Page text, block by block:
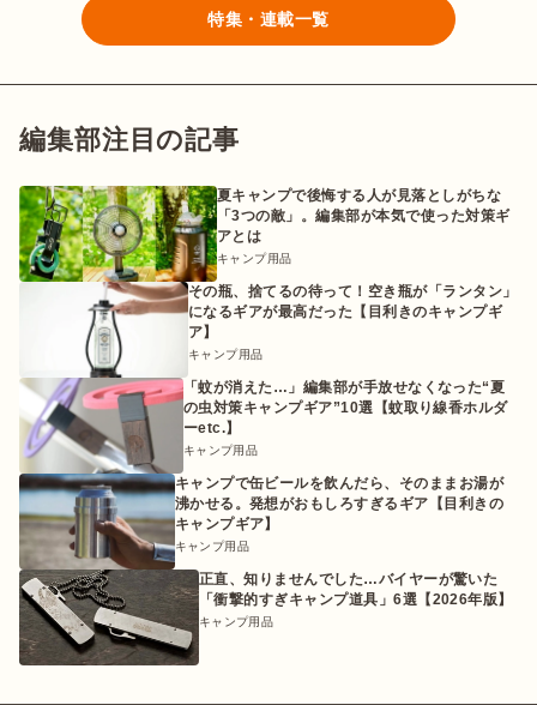
特集・連載一覧
編集部注目の記事
夏キャンプで後悔する人が見落としがちな
「3つの敵」。編集部が本気で使った対策ギ
アとは
キャンプ用品
その瓶、捨てるの待って！空き瓶が「ランタン」
になるギアが最高だった【目利きのキャンプギ
ア】
キャンプ用品
「蚊が消えた…」編集部が手放せなくなった“夏
の虫対策キャンプギア”10選【蚊取り線香ホルダ
ーetc.】
キャンプ用品
キャンプで缶ビールを飲んだら、そのままお湯が
沸かせる。発想がおもしろすぎるギア【目利きの
キャンプギア】
キャンプ用品
正直、知りませんでした…バイヤーが驚いた
「衝撃的すぎキャンプ道具」6選【2026年版】
キャンプ用品